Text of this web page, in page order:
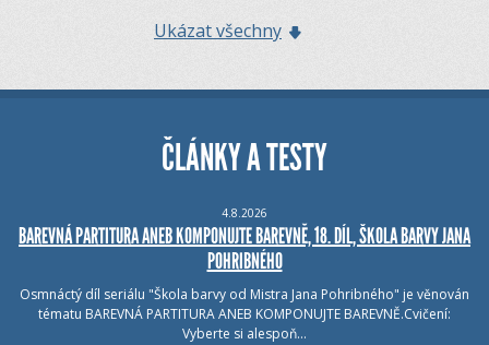
Ukázat všechny
ČLÁNKY A TESTY
4.8.2026
BAREVNÁ PARTITURA ANEB KOMPONUJTE BAREVNĚ, 18. DÍL, ŠKOLA BARVY JANA
POHRIBNÉHO
Osmnáctý díl seriálu "Škola barvy od Mistra Jana Pohribného" je věnován
tématu BAREVNÁ PARTITURA ANEB KOMPONUJTE BAREVNĚ.Cvičení:
Vyberte si alespoň…